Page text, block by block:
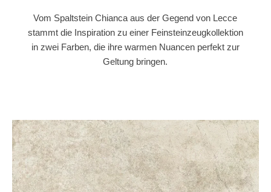
Vom Spaltstein Chianca aus der Gegend von Lecce
stammt die Inspiration zu einer Feinsteinzeugkollektion
in zwei Farben, die ihre warmen Nuancen perfekt zur
Geltung bringen.